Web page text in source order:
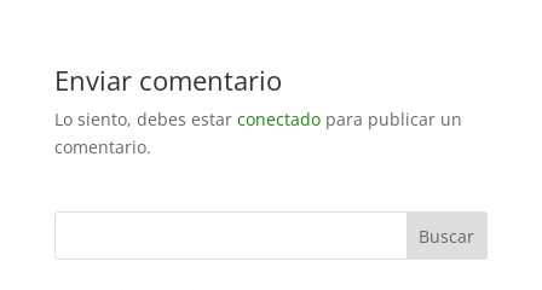
Enviar comentario
Lo siento, debes estar conectadopara publicar un
comentario.